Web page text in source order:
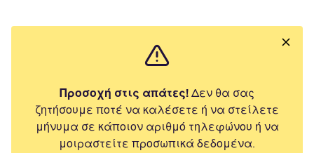
Προσοχή στις απάτες! Δεν θα σας
ζητήσουμε ποτέ να καλέσετε ή να στείλετε
μήνυμα σε κάποιον αριθμό τηλεφώνου ή να
μοιραστείτε προσωπικά δεδομένα.